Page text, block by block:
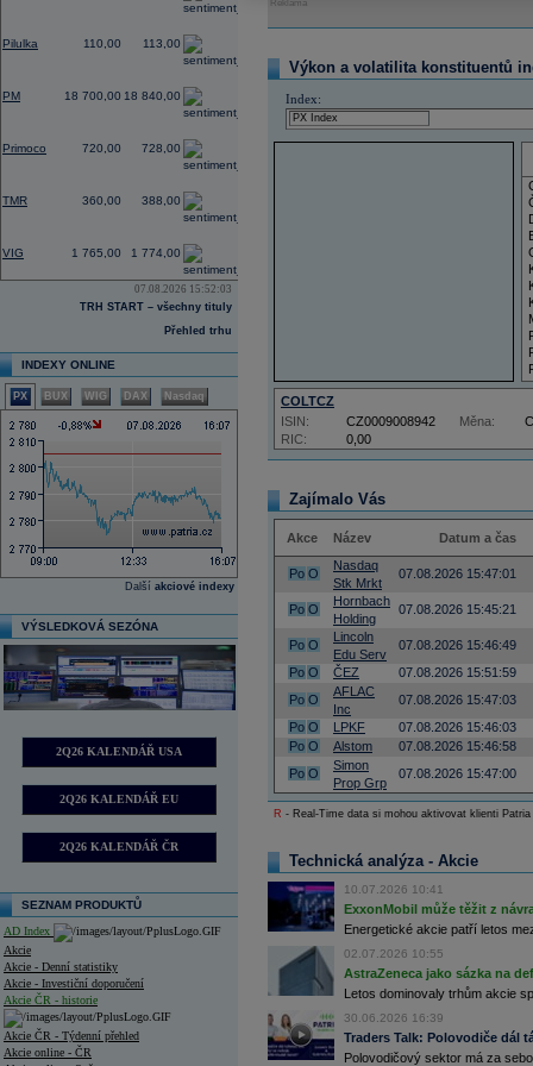
Pilulka 110,00 113,00
0,00
PM 18 700,00 18 840,00
-0,32
Primoco 720,00 728,00
TMR 360,00 388,00
VIG 1 765,00 1 774,00
07.08.2026 15:52:03
TRH START – všechny tituly
Přehled trhu
INDEXY ONLINE
PX BUX WIG DAX Nasdaq
Další akciové indexy
VÝSLEDKOVÁ SEZÓNA
2Q26 KALENDÁŘ USA
2Q26 KALENDÁŘ EU
2Q26 KALENDÁŘ ČR
SEZNAM PRODUKTŮ
AD Index
Akcie
Akcie - Denní statistiky
Akcie - Investiční doporučení
Akcie ČR - historie
Akcie ČR - Týdenní přehled
Akcie online - ČR
Reklama
Výkon a volatilita konstituentů
Index:
COLTCZ
RIC: 0,00
ISIN: CZ0009008942 Měna:
Zajímalo Vás
Akce Název Datum a čas
Po O
Nasdaq
Stk Mrkt
07.08.2026 15:47:01
Po O
Hornbach
Holding
07.08.2026 15:45:21
Po O
Lincoln
Edu Serv
07.08.2026 15:46:49
Po O ČEZ
07.08.2026 15:51:59
Po O
AFLAC
Inc
07.08.2026 15:47:03
Po O LPKF
07.08.2026 15:46:03
Po O Alstom
07.08.2026 15:46:58
Po O
Simon
Prop Grp
07.08.2026 15:47:00
R - Real-Time data si mohou aktivovat klienti
Technická analýza - Akcie
10.07.2026 10:41
ExxonMobil může těžit z
Energetické akcie patří letos
02.07.2026 10:55
AstraZeneca jako sázka na
Letos dominovaly trhům akcie
30.06.2026 16:39
Traders Talk: Polovodiče dál
Polovodičový sektor má za